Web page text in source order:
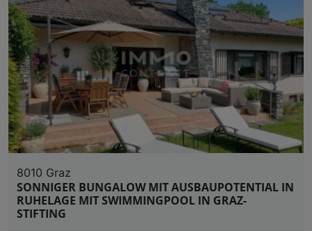
8010 Graz
SONNIGER BUNGALOW MIT AUSBAUPOTENTIAL IN
RUHELAGE MIT SWIMMINGPOOL IN GRAZ-
STIFTING